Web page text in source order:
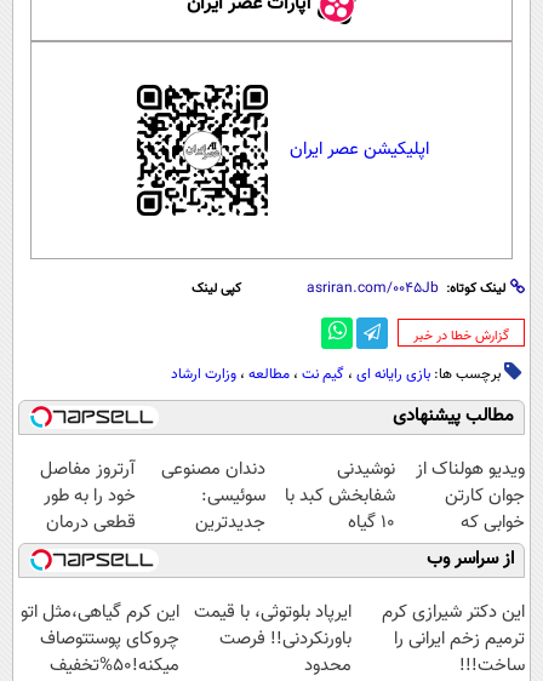
اپلیکیشن عصر ایران
لینک کوتاه: کپی لینک
‌گزارش خطا در خبر
برچسب ها: بازی رایانه ای ، گیم نت ، مطالعه ، وزارت ارشاد
مطالب پیشنهادی
ویدیو هولناک از
جوان کارتن
خوابی که
میلیاردر شد.
آموزش رایگان
نوشیدنی
شفابخش کبد با
10 گیاه
موثر(تخفیف تا
امشب)
دندان مصنوعی
سوئیسی:
جدیدترین
فناوری اروپا،
سبک و مقاوم |
پرداخت قسطی
آرتروز مفاصل
خود را به طور
قطعی درمان
کنید!
◗پرسش‌نامه◖
از سراسر وب
این دکتر شیرازی کرم
ترمیم زخم ایرانی را
ساخت!!!
ایرپاد بلوتوثی، با قیمت
باورنکردنی!! فرصت
محدود
این کرم گیاهی،مثل اتو
چروکای پوستتوصاف
میکنه!50%تخفیف